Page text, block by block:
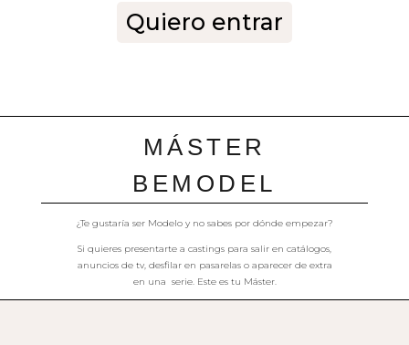
Quiero entrar
MÁSTER
BEMODEL
¿Te gustaría ser Modelo y no sabes por dónde empezar?
Si quieres presentarte a castings para salir en catálogos,
anuncios de tv, desfilar en pasarelas o aparecer de extra
en una serie. Este es tu Máster.